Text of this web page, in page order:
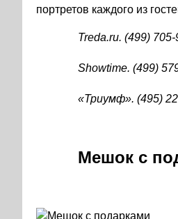
портретов каждого из
Treda.ru. (499) 705-
Showtime. (499)
«Триумф». (495)
Мешок с